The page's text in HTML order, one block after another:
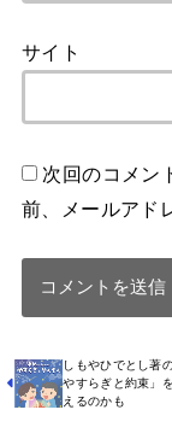
サイト
次回のコメン
前、メールアド
しもやひでとし著
やすらぎと約束」
えるのかも